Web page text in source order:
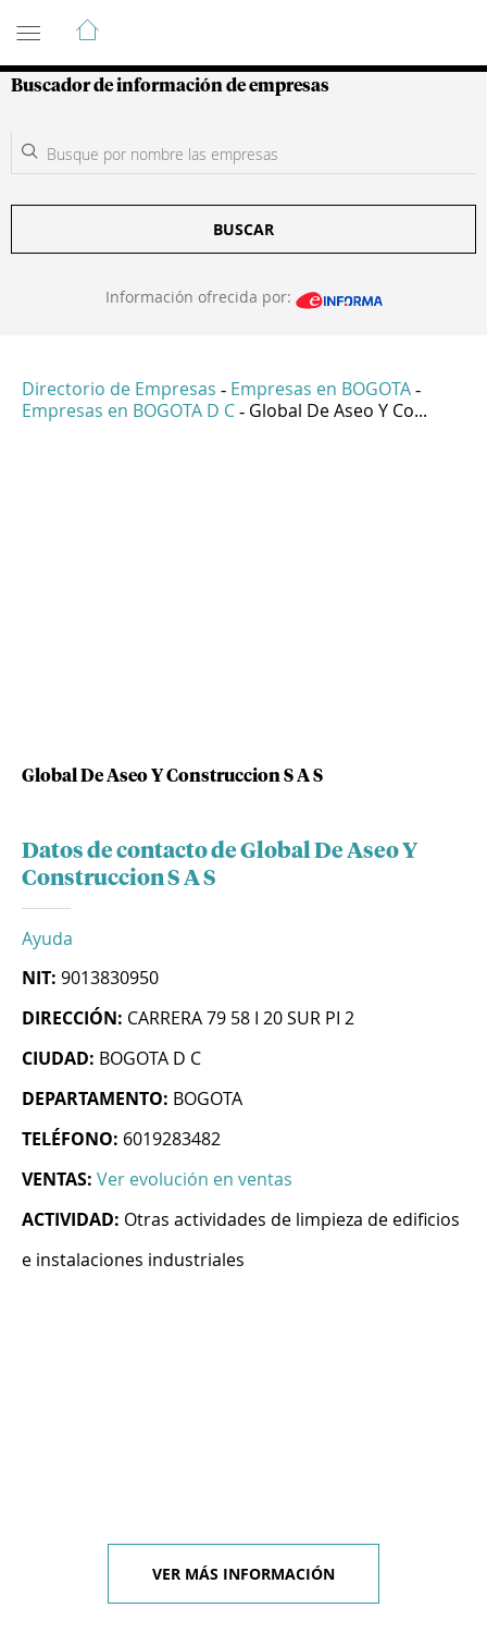
Guía de Empresas Colombianas
Buscador de información de empresas
BUSCAR
Información ofrecida por:
Directorio de Empresas - Empresas en BOGOTA -
Empresas en BOGOTA D C - Global De Aseo Y Co...
Global De Aseo Y Construccion S A S
Datos de contacto de Global De Aseo Y
Construccion S A S
Ayuda
NIT: 9013830950
DIRECCIÓN: CARRERA 79 58 I 20 SUR PI 2
CIUDAD: BOGOTA D C
DEPARTAMENTO: BOGOTA
TELÉFONO: 6019283482
VENTAS: Ver evolución en ventas
ACTIVIDAD: Otras actividades de limpieza de edificios
e instalaciones industriales
VER MÁS INFORMACIÓN